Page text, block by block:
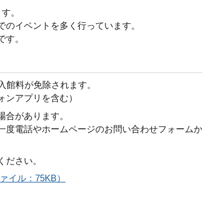
。
イベントを多く行っています。
。
料が免除されます。
アプリを含む）
があります。
電話やホームページのお問い合わせフォーム
さい。
イル：75KB）